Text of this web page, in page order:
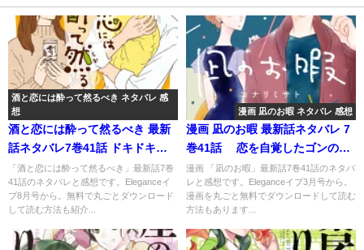
酒と恋には酔って然るべき ネタバレ 感
想
酒と恋には酔って然るべき 最新
話ネタバレ7巻41話 ドキドキの
今泉との新年会！
「酒と恋には酔って然るべき」最新話7巻
41話のネタバレと感想です。Eleganceイ
ブ8月号から。無料で丸ごとダウンロード
して読む方法も紹介...
漫画 凪のお暇 ネタバレ 感想
漫画 凪のお暇 最新話ネタバレ 7
巻41話 恋を自覚したゴンの驚
きの行動
漫画 「凪のお暇」最新話7巻41話のネタバ
レと感想です。Eleganceイブ3月号から。
漫画を丸ごと無料でダウンロードして読む
方法もあります...